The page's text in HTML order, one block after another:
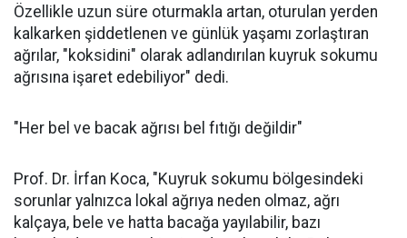
Özellikle uzun süre oturmakla artan, oturulan yerden
kalkarken şiddetlenen ve günlük yaşamı zorlaştıran
ağrılar, "koksidini" olarak adlandırılan kuyruk sokumu
ağrısına işaret edebiliyor" dedi.
"Her bel ve bacak ağrısı bel fıtığı değildir"
Prof. Dr. İrfan Koca, "Kuyruk sokumu bölgesindeki
sorunlar yalnızca lokal ağrıya neden olmaz, ağrı
kalçaya, bele ve hatta bacağa yayılabilir, bazı